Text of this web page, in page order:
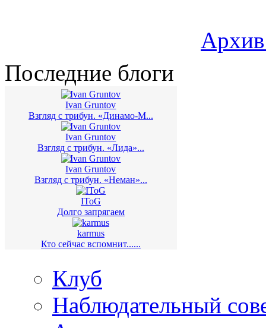
Последние блоги
Ivan Gruntov
Взгляд с трибун. «Динамо-М...
Ivan Gruntov
Взгляд с трибун. «Лида»...
Ivan Gruntov
Взгляд с трибун. «Неман»...
IToG
Долго запрягаем
karmus
Кто сейчас вспомнит......
Клуб
Наблюдательный